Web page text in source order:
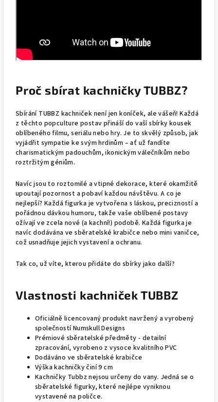
Proč sbírat kachničky TUBBZ?
Sbírání TUBBZ kachniček není jen koníček, ale vášeň! Každá
z těchto popculture postav přináší do vaší sbírky kousek
oblíbeného filmu, seriálu nebo hry. Je to skvělý způsob, jak
vyjádřit sympatie ke svým hrdinům – ať už fandíte
charismatickým padouchům, ikonickým válečníkům nebo
roztržitým géniům.
Navíc jsou to roztomilé a vtipné dekorace, které okamžitě
upoutají pozornost a pobaví každou návštěvu. A co je
nejlepší? Každá figurka je vytvořena s láskou, precizností a
pořádnou dávkou humoru, takže vaše oblíbené postavy
ožívají ve zcela nové (a kachní!) podobě. Každá figurka je
navíc dodávána ve sběratelské krabičce nebo mini vaničce,
což usnadňuje jejich vystavení a ochranu.
Tak co, už víte, kterou přidáte do sbírky jako další?
Vlastnosti kachniček TUBBZ
Oficiálně licencovaný produkt navržený a vyrobený
společností Numskull Designs
Prémiové sběratelské předměty - detailní
zpracování, vyrobeno z vysoce kvalitního PVC
Dodáváno ve sběratelské krabičce
Výška kachničky činí 9 cm
Kachničky Tubbz nejsou určeny do vany. Jedná se o
sběratelské figurky, které nejlépe vyniknou
vystavené na poličce.